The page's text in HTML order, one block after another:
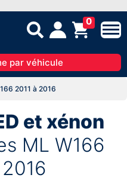
0
par véhicule
2011 à 2016
et xénon
ML W166